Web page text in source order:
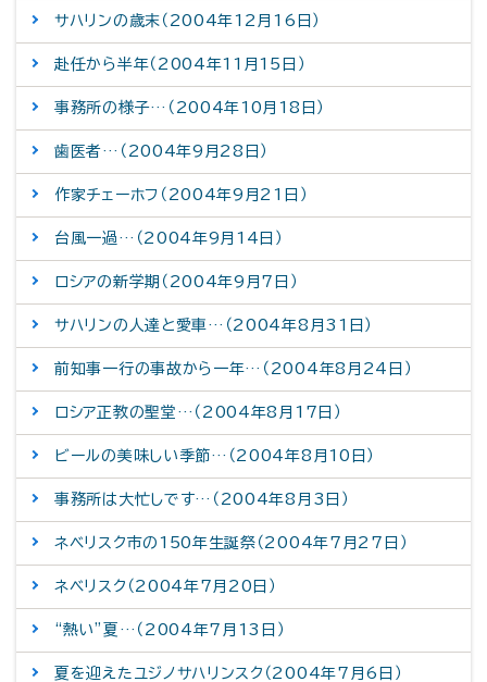
サハリンの歳末（2004年12月16日）
赴任から半年（2004年11月15日）
事務所の様子…（2004年10月18日）
歯医者…（2004年9月28日）
作家チェーホフ（2004年9月21日）
台風一過…（2004年9月14日）
ロシアの新学期（2004年9月7日）
サハリンの人達と愛車…（2004年8月31日）
前知事一行の事故から一年…（2004年8月24日）
ロシア正教の聖堂…（2004年8月17日）
ビールの美味しい季節…（2004年8月10日）
事務所は大忙しです…（2004年8月3日）
ネベリスク市の150年生誕祭（2004年7月27日）
ネベリスク（2004年7月20日）
“熱い”夏…（2004年7月13日）
夏を迎えたユジノサハリンスク（2004年7月6日）